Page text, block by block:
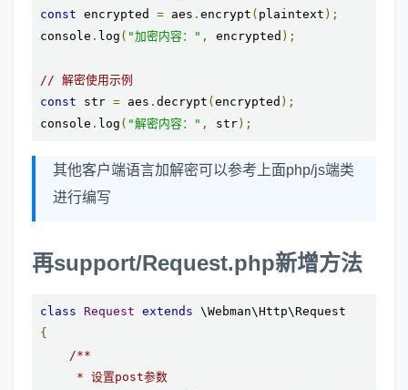
const encrypted = aes . encrypt ( plaintext );
console . log ( "加密内容：" , encrypted );
// 解密使用示例
const str = aes . decrypt (encrypted );
console . log ( "解密内容：" , str);
其他客户端语言加解密可以参考上面php/js端类
进行编写
再support/Request.php新增方法
class Request extends
{
/**
     * 设置post参数